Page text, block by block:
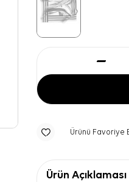
Ürünü Favoriye
Ürün Açıklaması